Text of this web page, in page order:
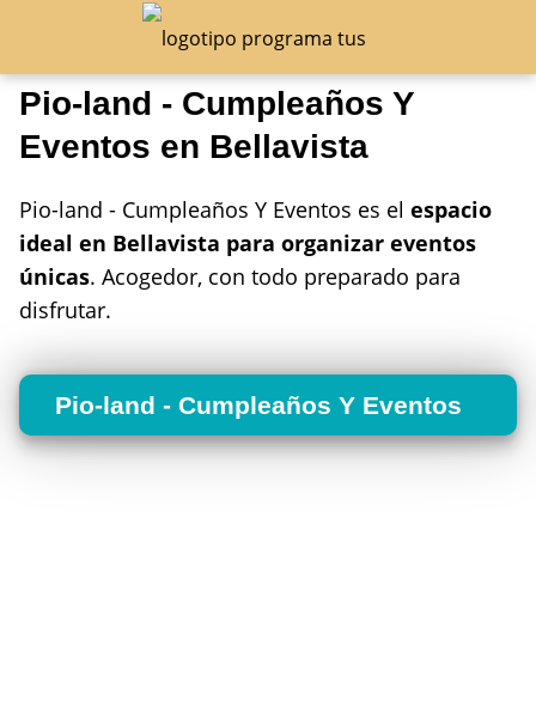
Pio-land - Cumpleaños Y
Eventos en Bellavista
Pio-land - Cumpleaños Y Eventos es el espacio
ideal en Bellavista para organizar eventos
únicas. Acogedor, con todo preparado para
disfrutar.
Pio-land - Cumpleaños Y Eventos